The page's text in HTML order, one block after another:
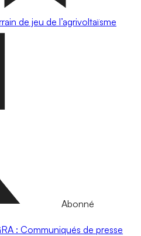
de jeu de l’agrivoltaïsme
Abonné
: Communiqués de presse